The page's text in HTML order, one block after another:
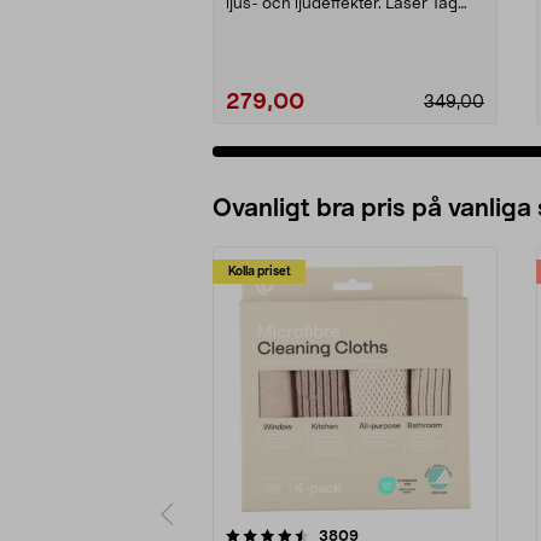
ljus- och ljudeffekter. Laser Tag
279,00 349,00
Ovanligt bra pris på vanliga
Kolla priset
3809recensioner
4.0av 5 stjärnor